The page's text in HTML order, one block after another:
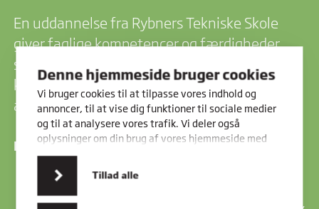
Denne hjemmeside bruger cookies
Vi bruger cookies til at tilpasse vores indhold og
annoncer, til at vise dig funktioner til sociale medier
og til at analysere vores trafik. Vi deler også
oplysninger om din brug af vores hjemmeside med
vores partnere inden for sociale medier,
annonceringspartnere og analysepartnere. Vores
partnere kan kombinere disse data med andre
oplysninger, du har givet dem, eller som de har
Tillad alle
En uddannelse fra Rybners Tekniske Skole
giver faglige kompetencer og færdigheder,
som man kan være stolt af. Din uddannelse er
konstrueret, så opgaver og indhold direkte
afspejler efterspørgslen i erhvervslivet.
Med en uddannelse fra Teknisk Skole får du:
kompetencer, der er brug for i fremtiden
mulighed for et spændende job med udfordringer,